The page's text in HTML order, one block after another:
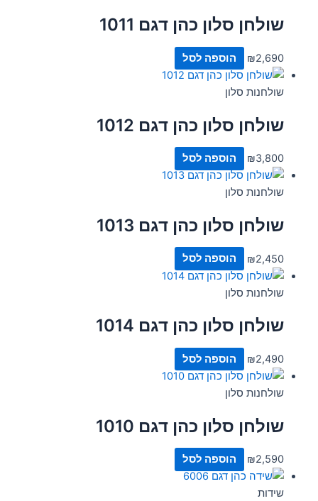
שולחן סלון כהן דגם 1011
₪2,690 הוספה לסל
שולחנות סלון
שולחן סלון כהן דגם 1012
₪3,800 הוספה לסל
שולחנות סלון
שולחן סלון כהן דגם 1013
₪2,450 הוספה לסל
שולחנות סלון
שולחן סלון כהן דגם 1014
₪2,490 הוספה לסל
שולחנות סלון
שולחן סלון כהן דגם 1010
₪2,590 הוספה לסל
שידות